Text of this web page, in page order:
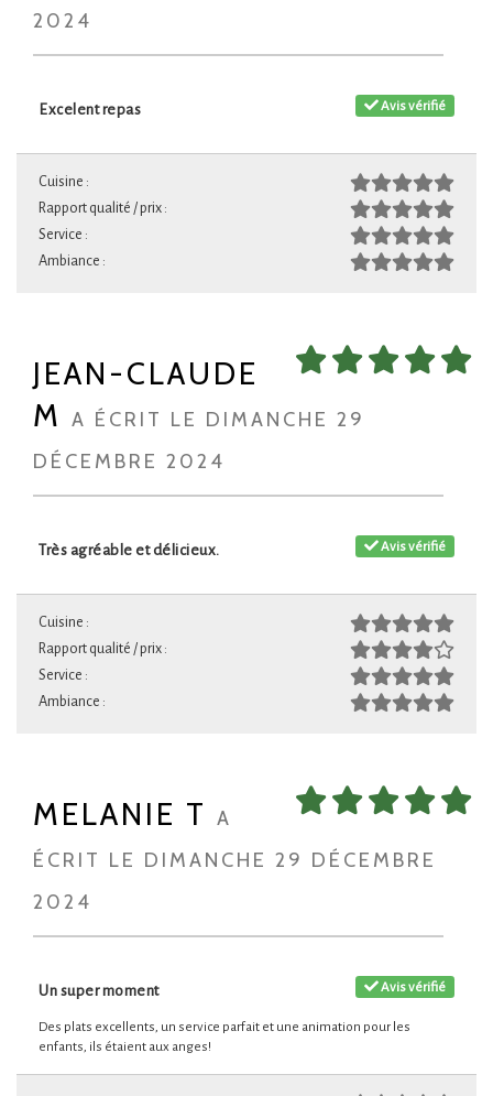
2024
Avis vérifié
Excelent repas
Cuisine :
Rapport qualité / prix :
Service :
Ambiance :
JEAN-CLAUDE
M A ÉCRIT LE DIMANCHE 29
DÉCEMBRE 2024
Avis vérifié
Très agréable et délicieux.
Cuisine :
Rapport qualité / prix :
Service :
Ambiance :
MELANIE T A
ÉCRIT LE DIMANCHE 29 DÉCEMBRE
2024
Avis vérifié
Un super moment
Des plats excellents, un service parfait et une animation pour les
enfants, ils étaient aux anges!